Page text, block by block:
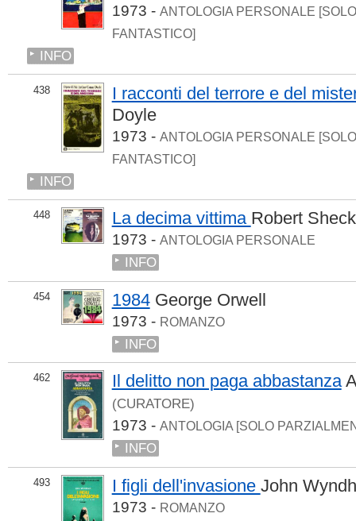
1973 - ANTOLOGIA PERSONALE
FANTASTICO]
INFO
438
I racconti del terrore e del
Doyle
1973 - ANTOLOGIA PERSONALE
FANTASTICO]
INFO
448 La decima vittima Robert
1973 - ANTOLOGIA PERSONALE
INFO
454 1984 George Orwell
1973 - ROMANZO
INFO
462 Il delitto non paga abbastanza
(CURATORE)
1973 - ANTOLOGIA [SOLO
INFO
493 I figli dell'invasione John
1973 - ROMANZO